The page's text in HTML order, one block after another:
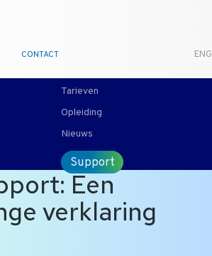
CONTACT ENG
Tarieven
Opleiding
Nieuws
Support
Een
verklaring